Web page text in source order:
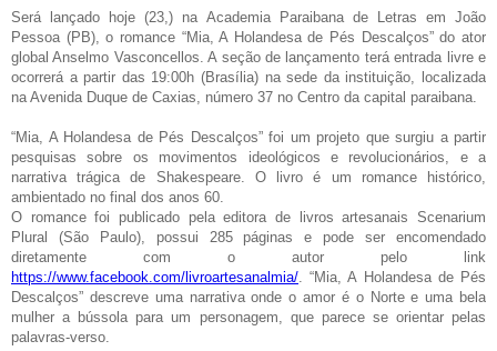
Será lançado hoje (23,) na Academia Paraibana de Letras em João
Pessoa (PB), o romance “Mia, A Holandesa de Pés Descalços” do ator
global Anselmo Vasconcellos. A seção de lançamento terá entrada livre e
ocorrerá a partir das 19:00h (Brasília) na sede da instituição, localizada
na Avenida Duque de Caxias, número 37 no Centro da capital paraibana.
“Mia, A Holandesa de Pés Descalços” foi um projeto que surgiu a partir
pesquisas sobre os movimentos ideológicos e revolucionários, e a
narrativa trágica de Shakespeare. O livro é um romance histórico,
ambientado no final dos anos 60.
O romance foi publicado pela editora de livros artesanais Scenarium
Plural (São Paulo), possui 285 páginas e pode ser encomendado
diretamente com o autor pelo link
https://www.facebook.com/livroartesanalmia/.“Mia, A Holandesa de Pés
Descalços” descreve uma narrativa onde o amor é o Norte e uma bela
mulher a bússola para um personagem, que parece se orientar pelas
palavras-verso.